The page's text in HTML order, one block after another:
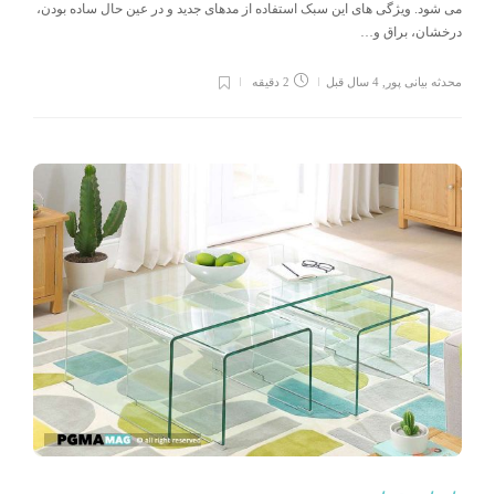
می شود. ویژگی های این سبک استفاده از مدهای جدید و در عین حال ساده بودن،
درخشان، براق و…
محدثه بیانی پور 4 سال قبل 2 دقیقه